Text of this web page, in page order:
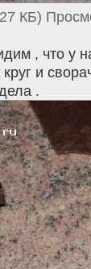
КБ)
, что у
и
.